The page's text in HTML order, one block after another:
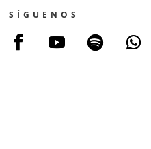
SÍGUENOS